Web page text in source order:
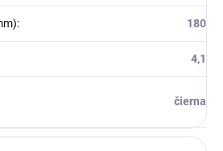
: 180
4,1
čierna